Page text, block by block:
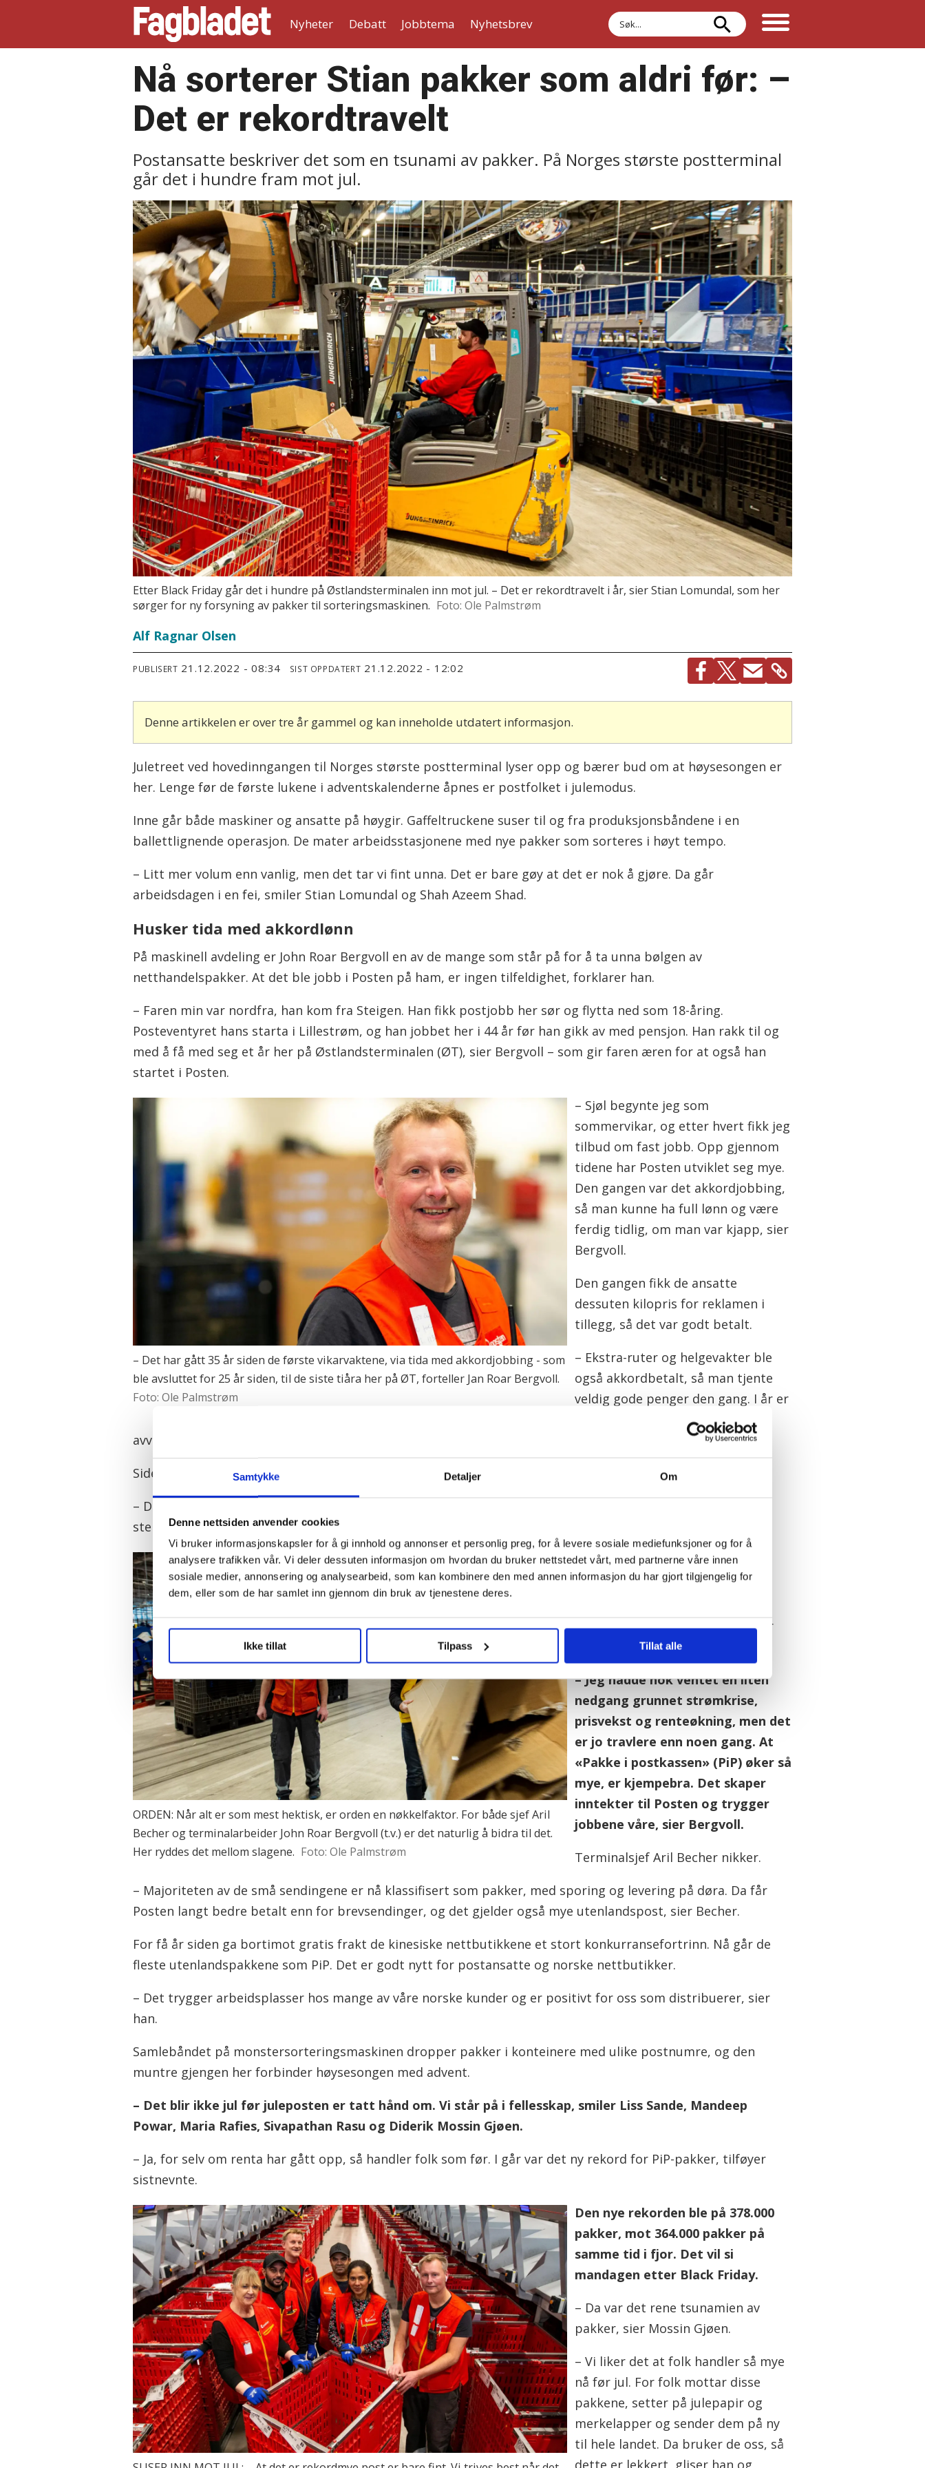
Samtykke Detaljer Om
Denne nettsiden anvender cookies
Vi bruker informasjonskapsler for å gi innhold og annonser et personlig preg, for å levere sosiale mediefunksjoner og for å
analysere trafikken vår. Vi deler dessuten informasjon om hvordan du bruker nettstedet vårt, med partnerne våre innen
sosiale medier, annonsering og analysearbeid, som kan kombinere den med annen informasjon du har gjort tilgjengelig for
dem, eller som de har samlet inn gjennom din bruk av tjenestene deres.
Ikke tillat Tilpass Tillat alle
Nyheter Debatt Jobbtema Nyhetsbrev
Søk
Nå sorterer Stian pakker som aldri før: –⁠
Det er rekordtravelt
Postansatte beskriver det som en tsunami av pakker. På Norges største postterminal
går det i hundre fram mot jul.
Etter Black Friday går det i hundre på Østlandsterminalen inn mot jul. – Det er rekordtravelt i år, sier Stian Lomundal, som her
sørger for ny forsyning av pakker til sorteringsmaskinen. Foto: Ole Palmstrøm
Alf Ragnar Olsen
PUBLISERT 21.12.2022 - 08:34 SIST OPPDATERT 21.12.2022 - 12:02
Denne artikkelen er over tre år gammel og kan inneholde utdatert informasjon.
Juletreet ved hovedinngangen til Norges største postterminal lyser opp og bærer bud om at høysesongen er
her. Lenge før de første lukene i adventskalenderne åpnes er postfolket i julemodus.
Inne går både maskiner og ansatte på høygir. Gaffeltruckene suser til og fra produksjonsbåndene i en
ballettlignende operasjon. De mater arbeidsstasjonene med nye pakker som sorteres i høyt tempo.
– Litt mer volum enn vanlig, men det tar vi fint unna. Det er bare gøy at det er nok å gjøre. Da går
arbeidsdagen i en fei, smiler Stian Lomundal og Shah Azeem Shad.
Husker tida med akkordlønn
På maskinell avdeling er John Roar Bergvoll en av de mange som står på for å ta unna bølgen av
netthandelspakker. At det ble jobb i Posten på ham, er ingen tilfeldighet, forklarer han.
– Faren min var nordfra, han kom fra Steigen. Han fikk postjobb her sør og flytta ned som 18-åring.
Posteventyret hans starta i Lillestrøm, og han jobbet her i 44 år før han gikk av med pensjon. Han rakk til og
med å få med seg et år her på Østlandsterminalen (ØT), sier Bergvoll – som gir faren æren for at også han
startet i Posten.
– Det har gått 35 år siden de første vikarvaktene, via tida med akkordjobbing - som
ble avsluttet for 25 år siden, til de siste tiåra her på ØT, forteller Jan Roar Bergvoll.
Foto: Ole Palmstrøm
– Sjøl begynte jeg som
sommervikar, og etter hvert fikk jeg
tilbud om fast jobb. Opp gjennom
tidene har Posten utviklet seg mye.
Den gangen var det akkordjobbing,
så man kunne ha full lønn og være
ferdig tidlig, om man var kjapp, sier
Bergvoll.
Den gangen fikk de ansatte
dessuten kilopris for reklamen i
tillegg, så det var godt betalt.
– Ekstra-ruter og helgevakter ble
også akkordbetalt, så man tjente
veldig gode penger den gang. I år er
det 25 år siden akkordlønn ble
avviklet, tilføyer Bergvoll.
Siden 2010 har han jobbet på ØT, og pendlet til og fra hjemstedet Bjørkelangen.
– Det er noen kilometer, men det er ikke noe problem. Her på ØT er det lett å trives. Bra folk og topp
stemning, sier Bergvoll.
ORDEN: Når alt er som mest hektisk, er orden en nøkkelfaktor. For både sjef Aril
Becher og terminalarbeider John Roar Bergvoll (t.v.) er det naturlig å bidra til det.
Her ryddes det mellom slagene. Foto: Ole Palmstrøm
Trygger norske
arbeidsplasser
netthandelen her til lands, gleder
– Jeg hadde nok ventet en liten
nedgang grunnet strømkrise,
prisvekst og renteøkning, men det
er jo travlere enn noen gang. At
«Pakke i postkassen» (PiP) øker så
mye, er kjempebra. Det skaper
inntekter til Posten og trygger
jobbene våre, sier Bergvoll.
Terminalsjef Aril Becher nikker.
– Majoriteten av de små sendingene er nå klassifisert som pakker, med sporing og levering på døra. Da får
Posten langt bedre betalt enn for brevsendinger, og det gjelder også mye utenlandspost, sier Becher.
For få år siden ga bortimot gratis frakt de kinesiske nettbutikkene et stort konkurransefortrinn. Nå går de
fleste utenlandspakkene som PiP. Det er godt nytt for postansatte og norske nettbutikker.
– Det trygger arbeidsplasser hos mange av våre norske kunder og er positivt for oss som distribuerer, sier
han.
Samlebåndet på monstersorteringsmaskinen dropper pakker i konteinere med ulike postnumre, og den
muntre gjengen her forbinder høysesongen med advent.
– Det blir ikke jul før juleposten er tatt hånd om. Vi står på i fellesskap, smiler Liss Sande, Mandeep
Powar, Maria Rafies, Sivapathan Rasu og Diderik Mossin Gjøen.
– Ja, for selv om renta har gått opp, så handler folk som før. I går var det ny rekord for PiP-pakker, tilføyer
sistnevnte.
Den nye rekorden ble på 378.000
pakker, mot 364.000 pakker på
samme tid i fjor. Det vil si
mandagen etter Black Friday.
– Da var det rene tsunamien av
pakker, sier Mossin Gjøen.
– Vi liker det at folk handler så mye
nå før jul. For folk mottar disse
pakkene, setter på julepapir og
merkelapper og sender dem på ny
til hele landet. Da bruker de oss, så
dette er lekkert, gliser han og